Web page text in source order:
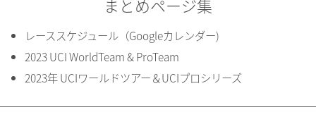
まとめページ集
レーススケジュール（Googleカレンダー)
2023 UCI WorldTeam & ProTeam
2023年 UCIワールドツアー＆UCIプロシリーズ